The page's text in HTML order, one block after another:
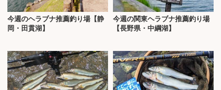
今週のヘラブナ推薦釣り場【静
岡・田貫湖】
今週の関東ヘラブナ推薦釣り場
【長野県・中綱湖】